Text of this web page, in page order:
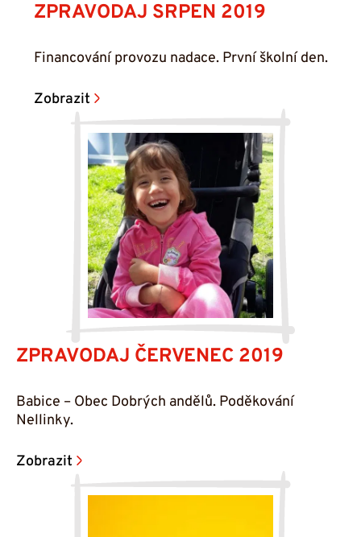
ZPRAVODAJ SRPEN 2019
Financování provozu nadace. První školní den.
Zobrazit
ZPRAVODAJ ČERVENEC 2019
Babice – Obec Dobrých andělů. Poděkování
Nellinky.
Zobrazit